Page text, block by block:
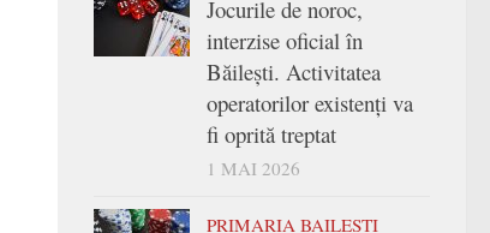
Jocurile de noroc,
interzise oficial în
Băilești. Activitatea
operatorilor existenți va
fi oprită treptat
1 MAI 2026
PRIMARIA BAILESTI